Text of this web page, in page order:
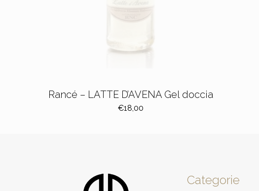
Rancé – LATTE D’AVENA Gel doccia
€18,00
Categorie